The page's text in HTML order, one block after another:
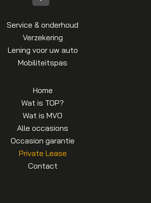
Service & onderhoud
Verzekering
Lening voor uw auto
Mobiliteitspas
Home
Wat is TOP?
Wat is MVO
Alle occasions
Occasion garantie
Private Lease
Contact